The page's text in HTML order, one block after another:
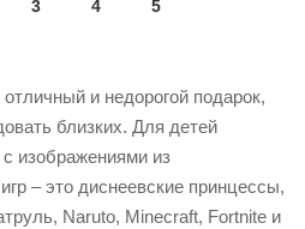
3 4 5
и недорогой подарок,
близких. Для детей
изображениями из
– это диснеевские принцессы,
Naruto, Minecraft, Fortnite и